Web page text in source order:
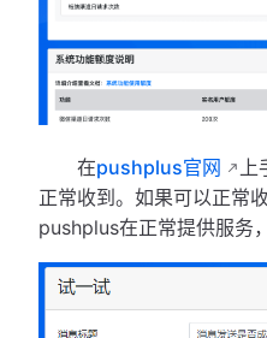
在pushplus官网
正常收到。如果可以正常
pushplus在正常提供服务